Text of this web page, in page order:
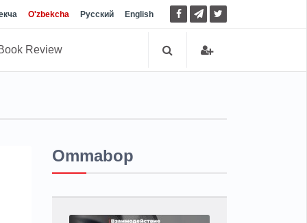
O'zbekcha Русский English
Review
Ommabop